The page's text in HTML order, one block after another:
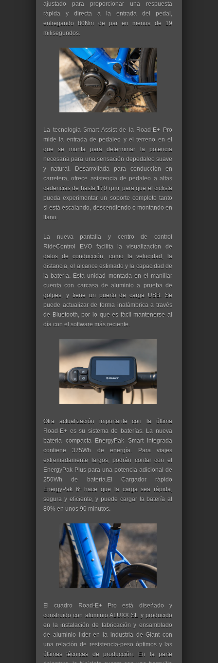
ajustado para proporcionar una respuesta
rápida y directa a la entrada del pedal,
entregando 80Nm de par en menos de 19
milisegundos.
La tecnología Smart Assist de la Road-E+ Pro
mide la entrada de pedaleo y el terreno en el
que se monta para determinar la potencia
necesaria para una sensación depedaleo suave
y natural. Desarrollada para conducción en
carretera, ofrece asistencia de pedaleo a altas
cadencias de hasta 170 rpm, para que el ciclista
pueda experimentar un soporte completo tanto
si está escalando, descendiendo o montando en
llano.
La nueva pantalla y centro de control
RideControl EVO facilita la visualización de
datos de conducción, como la velocidad, la
distancia, el alcance estimado y la capacidad de
la batería. Esta unidad montada en el manillar
cuenta con carcasa de aluminio a prueba de
golpes, y tiene un puerto de carga USB. Se
puede actualizar de forma inalámbrica a través
de Bluetooth, por lo que es fácil mantenerse al
día con el software más reciente.
Otra actualización importante con la última
Road-E+ es su sistema de baterías. La nueva
batería compacta EnergyPak Smart integrada
contiene 375Wh de energía. Para viajes
extremadamente largos, podrán contar con el
EnergyPak Plus para una potencia adicional de
250Wh de batería.El Cargador rápido
EnergyPak 6ª hace que la carga sea rápida,
segura y eficiente, y puede cargar la batería al
80% en unos 90 minutos.
El cuadro Road-E+ Pro está diseñado y
construido con aluminio ALUXX SL y producido
en la instalación de fabricación y ensamblado
de aluminio líder en la industria de Giant con
una relación de resistencia-peso óptimos y las
últimas técnicas de producción. En la parte